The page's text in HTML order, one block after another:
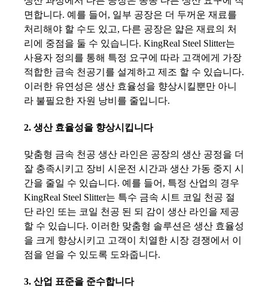
면합니다. 예를 들어, 일부 공장은 더 두꺼운 재료를
처리해야 할 수도 있고, 다른 공장은 얇은 재료의 처
리에 중점을 둘 수 있습니다. KingReal Steel Slitter는
사용자 정의를 통해 특정 요구에 따라 고객에게 가장
적합한 금속 천공기를 설계하고 제조 할 수 있습니다.
이러한 유연성은 생산 효율성을 향상시킬뿐만 아니
라 불필요한 자원 낭비를 줄입니다.
2. 생산 효율성을 향상시킵니다
맞춤형 금속 천공 생산 라인은 공장의 생산 공정을 더
잘 충족시키고 장비 시운전 시간과 생산 가동 중지 시
간을 줄일 수 있습니다. 예를 들어, 특정 산업의 경우
KingReal Steel Slitter는 특수 금속 시트 코일 천공 절
단 라인 또는 코일 천공 된 되 감이 생산 라인을 제공
할 수 있습니다. 이러한 맞춤형 솔루션은 생산 효율성
을 크게 향상시키고 고객이 치열한 시장 경쟁에서 이
점을 얻을 수 있도록 도와줍니다.
3. 산업 표준을 준수합니다